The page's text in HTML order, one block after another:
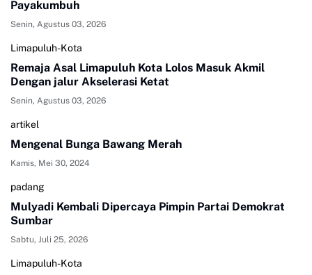
Payakumbuh
Senin, Agustus 03, 2026
Limapuluh-Kota
Remaja Asal Limapuluh Kota Lolos Masuk Akmil
Dengan jalur Akselerasi Ketat
Senin, Agustus 03, 2026
artikel
Mengenal Bunga Bawang Merah
Kamis, Mei 30, 2024
padang
Mulyadi Kembali Dipercaya Pimpin Partai Demokrat
Sumbar
Sabtu, Juli 25, 2026
Limapuluh-Kota